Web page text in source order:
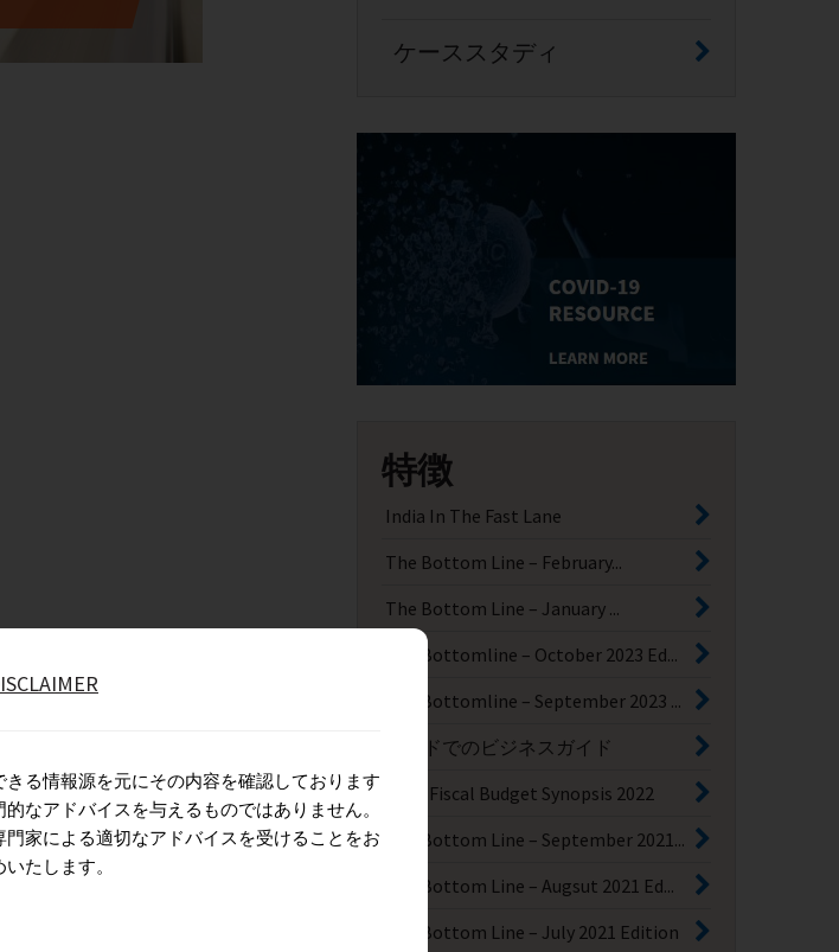
ケーススタディ
特徴
India In The Fast Lane
The Bottom Line – February...
The Bottom Line – January ...
The Bottomline – October 2023 Ed...
The Bottomline – September 2023 ...
インドでのビジネスガイド
India Fiscal Budget Synopsis 2022
The Bottom Line – September 2021...
The Bottom Line – Augsut 2021 Ed...
The Bottom Line – July 2021 Edition
る情報源を元にその内容を確認しております
なアドバイスを与えるものではありません。
家による適切なアドバイスを受けることをお
いたします。